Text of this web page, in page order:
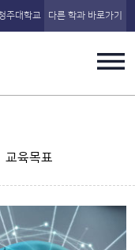
주대학교 다른 학과 바로가기
교육목표